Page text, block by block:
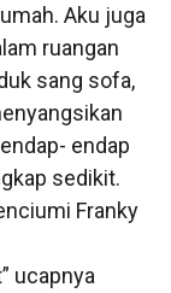
Aku juga
ruangan
sang sofa,
endap
sedikit.
Franky
ucapnya